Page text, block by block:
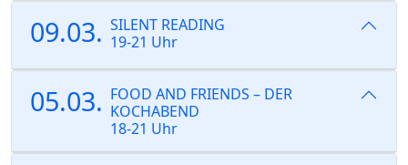
09.03. SILENT READING
19-21 Uhr
05.03. FOOD AND FRIENDS – DER
KOCHABEND
18-21 Uhr